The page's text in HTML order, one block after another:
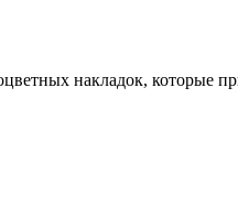
накладок, которые